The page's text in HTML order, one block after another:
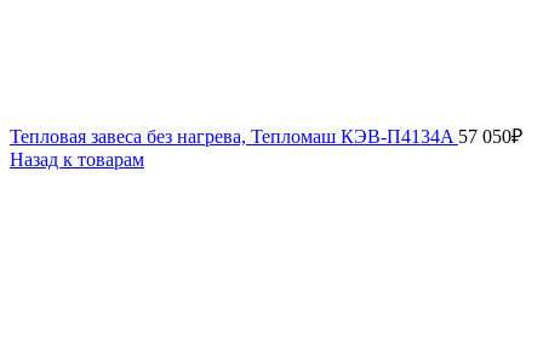
Тепловая завеса без нагрева, Тепломаш КЭВ-П4134A 57 050₽
Назад к товарам